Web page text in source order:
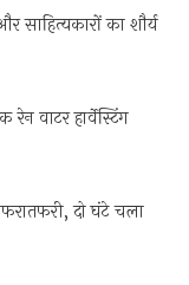
साहित्यकारों का शौर्य
वाटर हार्वेस्टिंग
दो घंटे चला